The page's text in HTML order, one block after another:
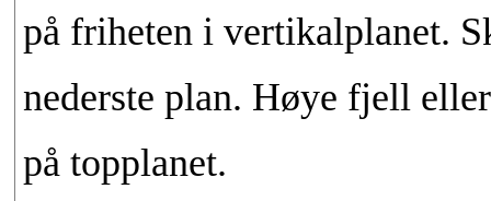
på friheten i vertikalplanet.
nederste plan. Høye fjell
på topplanet.